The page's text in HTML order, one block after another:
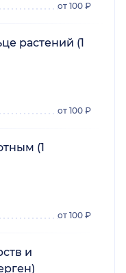
от 100 ₽
растений (1
от 100 ₽
(1
от 100 ₽
и